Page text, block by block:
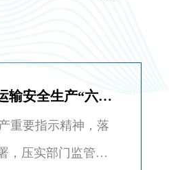
市交通运输局关于印发《溧阳市交通运输安全生产“六化”建设工作方案》的通知
要指示精神，落
，压实部门监管与